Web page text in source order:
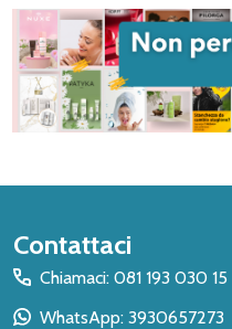
Inizio
del
piè
Contattaci
Chiamaci: 081 193 030 15
WhatsApp: 3930657273